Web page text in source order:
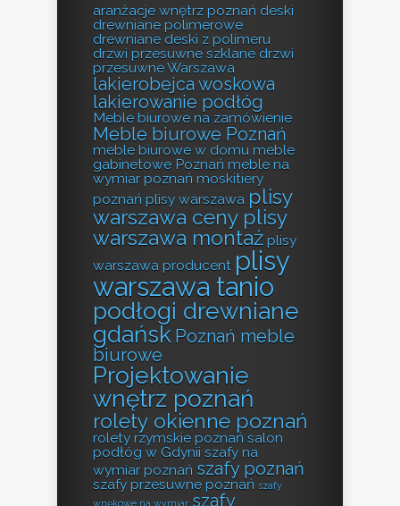
aranżacje wnętrz poznań deski
drewniane polimerowe
drewniane deski z polimeru
drzwi przesuwne szklane drzwi
przesuwne Warszawa
lakierobejca woskowa
lakierowanie podłóg
Meble biurowe na zamówienie
Meble biurowe Poznań
meble biurowe w domu meble
gabinetowe Poznań meble na
wymiar poznań moskitiery
poznań plisy warszawa plisy
warszawa ceny plisy
warszawa montaż plisy
warszawa producent plisy
warszawa tanio
podłogi drewniane
gdańsk Poznań meble
biurowe
Projektowanie
wnętrz poznań
rolety okienne poznań
rolety rzymskie poznań salon
podłóg w Gdynii szafy na
wymiar poznań szafy poznań
szafy przesuwne poznań szafy
wnękowe na wymiar szafy